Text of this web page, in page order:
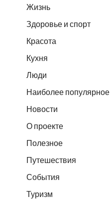
Жизнь
Здоровье и спорт
Красота
Кухня
Люди
Наиболее популярное
Новости
О проекте
Полезное
Путешествия
События
Туризм